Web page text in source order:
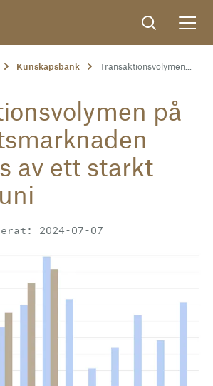
Kunskapsbank Transaktionsvolymen...
på
av ett starkt
2024-07-07